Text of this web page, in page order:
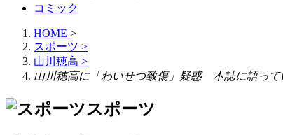
コミック
HOME >
スポーツ >
山川穂高 >
山川穂高に「わいせつ致傷」疑惑 本誌に語って
スポーツ